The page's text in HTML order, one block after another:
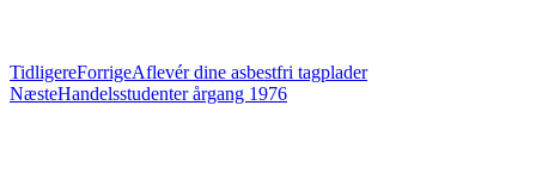
TidligereForrigeAflevér dine asbestfri tagplader
NæsteHandelsstudenter årgang 1976